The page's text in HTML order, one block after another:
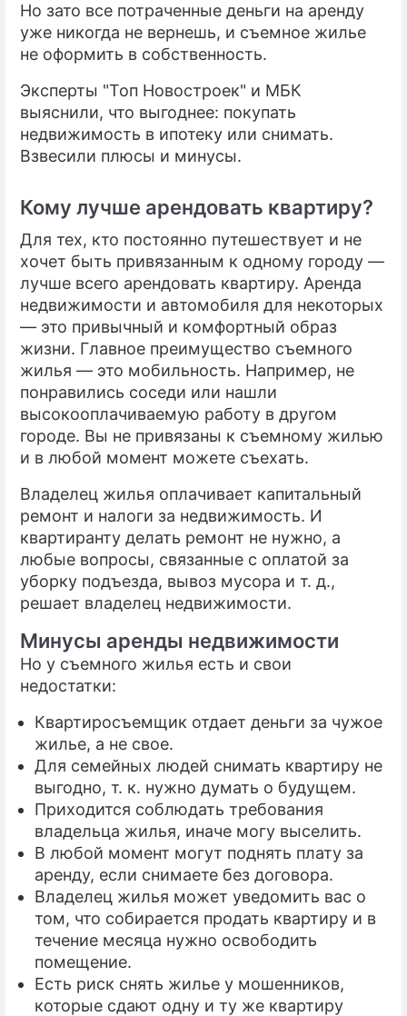
Но зато все потраченные деньги на аренду
уже никогда не вернешь, и съемное жилье
не оформить в собственность.
Эксперты "Топ Новостроек" и МБК
выяснили, что выгоднее: покупать
недвижимость в ипотеку или снимать.
Взвесили плюсы и минусы.
Кому лучше арендовать квартиру?
Для тех, кто постоянно путешествует и не
хочет быть привязанным к одному городу —
лучше всего арендовать квартиру. Аренда
недвижимости и автомобиля для некоторых
— это привычный и комфортный образ
жизни. Главное преимущество съемного
жилья — это мобильность. Например, не
понравились соседи или нашли
высокооплачиваемую работу в другом
городе. Вы не привязаны к съемному жилью
и в любой момент можете съехать.
Владелец жилья оплачивает капитальный
ремонт и налоги за недвижимость. И
квартиранту делать ремонт не нужно, а
любые вопросы, связанные с оплатой за
уборку подъезда, вывоз мусора и т. д.,
решает владелец недвижимости.
Минусы аренды недвижимости
Но у съемного жилья есть и свои
недостатки:
Квартиросъемщик отдает деньги за чужое
жилье, а не свое.
Для семейных людей снимать квартиру не
выгодно, т. к. нужно думать о будущем.
Приходится соблюдать требования
владельца жилья, иначе могу выселить.
В любой момент могут поднять плату за
аренду, если снимаете без договора.
Владелец жилья может уведомить вас о
том, что собирается продать квартиру и в
течение месяца нужно освободить
помещение.
Есть риск снять жилье у мошенников,
которые сдают одну и ту же квартиру